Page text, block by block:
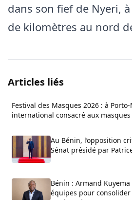
dans son fief de Nyeri,
de kilomètres au nord
Articles liés
Festival des Masques 2026 : à
international consacré aux masques
Au Bénin, l’opposition
Sénat présidé par
Bénin : Armand
équipes pour
système éducatif